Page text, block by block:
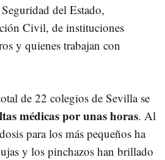
del Estado,
Civil, de instituciones
y quienes trabajan con
de 22 colegios de Sevilla se
médicas por unas horas. Al
para los más pequeños ha
y los pinchazos han brillado